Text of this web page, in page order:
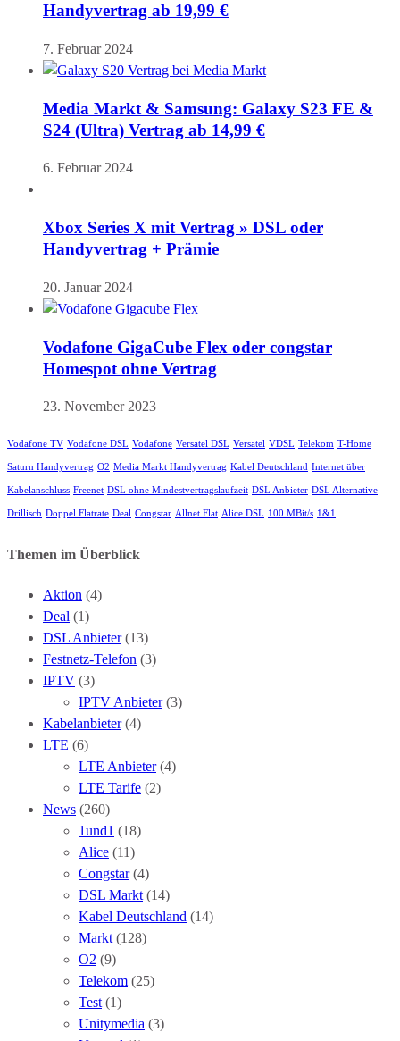
Handyvertrag ab 19,99 €
7. Februar 2024
Media Markt & Samsung: Galaxy S23 FE &
S24 (Ultra) Vertrag ab 14,99 €
6. Februar 2024
Xbox Series X mit Vertrag » DSL oder
Handyvertrag + Prämie
20. Januar 2024
Vodafone GigaCube Flex oder congstar
Homespot ohne Vertrag
23. November 2023
Vodafone TV Vodafone DSL Vodafone Versatel DSL Versatel VDSL Telekom T-Home
Saturn Handyvertrag O2 Media Markt Handyvertrag Kabel Deutschland Internet über
Kabelanschluss Freenet DSL ohne Mindestvertragslaufzeit DSL Anbieter DSL Alternative
Drillisch Doppel Flatrate Deal Congstar Allnet Flat Alice DSL 100 MBit/s 1&1
Themen im Überblick
Aktion (4)
Deal (1)
DSL Anbieter(13)
Festnetz-Telefon (3)
IPTV (3)
IPTV Anbieter(3)
Kabelanbieter(4)
LTE (6)
LTE Anbieter(4)
LTE Tarife (2)
News (260)
1und1 (18)
Alice (11)
Congstar(4)
DSL Markt (14)
Kabel Deutschland (14)
Markt (128)
O2 (9)
Telekom (25)
Test (1)
Unitymedia (3)